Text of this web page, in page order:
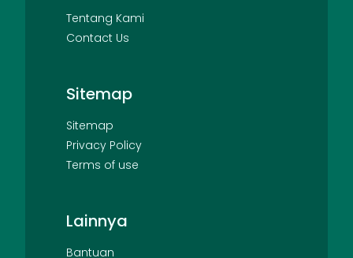
Tentang Kami
Contact Us
Sitemap
Sitemap
Privacy Policy
Terms of use
Lainnya
Bantuan